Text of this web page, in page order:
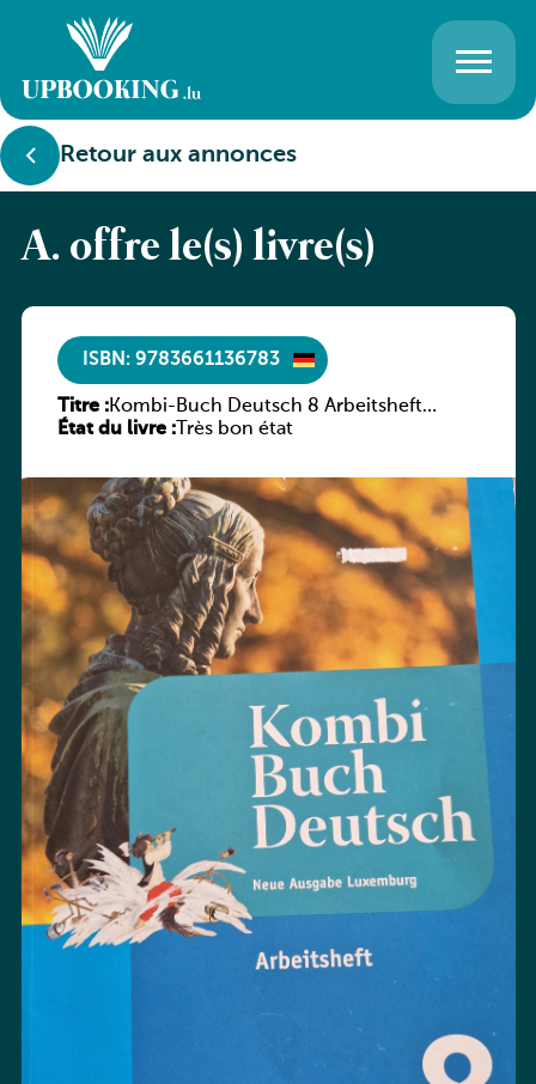
Retour aux annonces
A. offre le(s) livre(s)
ISBN: 9783661136783
Titre :Kombi-Buch Deutsch 8 Arbeitsheft
(Neue Ausgabe Luxemburg)
État du livre :Très bon état